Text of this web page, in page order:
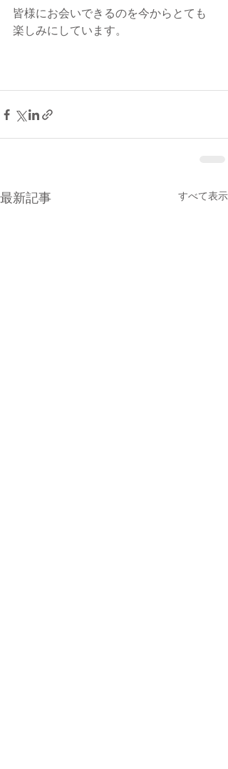
皆様にお会いできるのを今からとても
楽しみにしています。
最新記事 すべて表示